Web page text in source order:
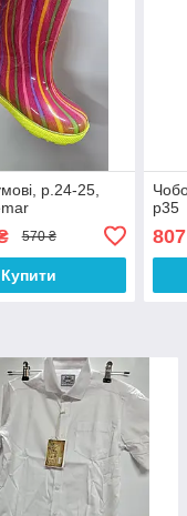
р.24-25,
570 ₴
Купити
р35